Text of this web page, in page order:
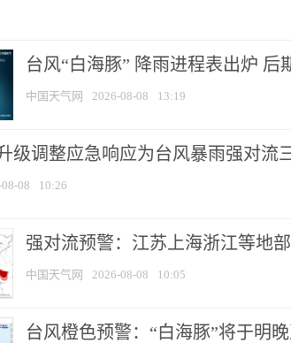
台风“白海豚” 降雨进程表出炉 后
中国天气网 2026-08-08 13:19
级调整应急响应为台风暴雨强对流
08 10:26
强对流预警：江苏上海浙江等地
中国天气网 2026-08-08 10:05
台风橙色预警：“白海豚”将于明